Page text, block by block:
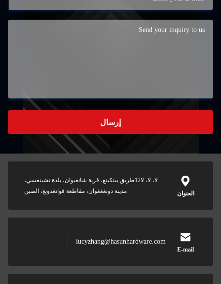
إرسال
العنوان
لا، لا، لا12طريق يينكينغ، قرية شانغيوان، بلدة تشينغسي،
مدينة دونغغغوان، مقاطعة قوانغدونغ، الصين
E-mail
lucyzhang@hasunhardware.com